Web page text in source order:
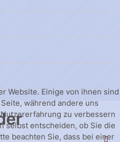
Website. Einige von ihnen sind
während andere uns
zu verbessern
selbst entscheiden, ob Sie die
beachten Sie, dass bei einer